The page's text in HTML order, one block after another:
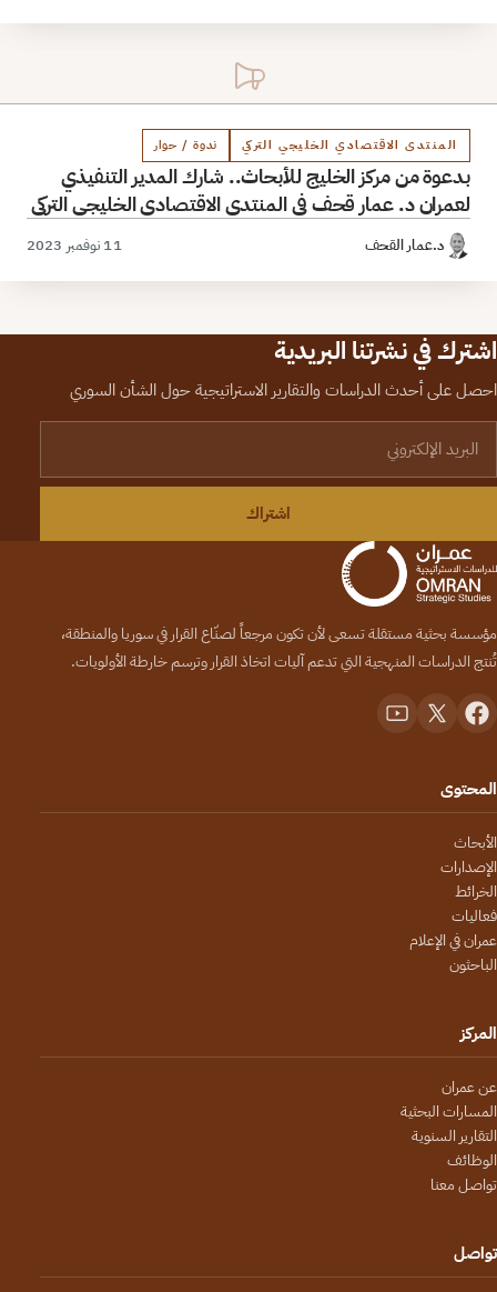
المنتدى الاقتصادي الخليجي التركي ندوة / حوار
بدعوة من مركز الخليج للأبحاث.. شارك المدير التنفيذي
لعمران د. عمار قحف في المنتدى الاقتصادي الخليجي التركي
د.عمار القحف 11 نوفمبر 2023
اشترك في نشرتنا البريدية
احصل على أحدث الدراسات والتقارير الاستراتيجية حول الشأن السوري
اشتراك
مؤسسة بحثية مستقلة تسعى لأن تكون مرجعاً لصنّاع القرار في سوريا والمنطقة،
تُنتج الدراسات المنهجية التي تدعم آليات اتخاذ القرار وترسم خارطة الأولويات.
المحتوى
الأبحاث
الإصدارات
الخرائط
فعاليات
عمران في الإعلام
الباحثون
المركز
عن عمران
المسارات البحثية
التقارير السنوية
الوظائف
تواصل معنا
تواصل